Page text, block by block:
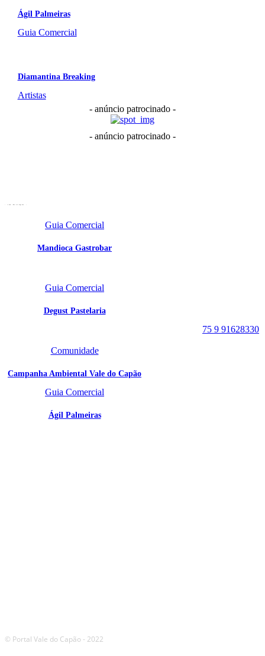
Ágil Palmeiras
Guia Comercial
Diamantina Breaking
Artistas
- anúncio patrocinado -
- anúncio patrocinado -
Guia Comercial
Mandioca Gastrobar
Guia Comercial
Degust Pastelaria
Comunidade
Campanha Ambiental Vale do Capão
Guia Comercial
Ágil Palmeiras
75 9 91628330
© Portal Vale do Capão - 2022